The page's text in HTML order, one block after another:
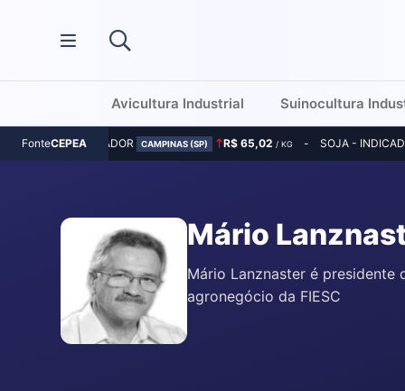
Avicultura Industrial Suinocultura
FonteCEPEA
MILHO - INDICADOR CAMPINAS (SP) R$ 65,02 / KG SOJA -
Mário
Mário Lanznaster é
agronegócio da FIESC